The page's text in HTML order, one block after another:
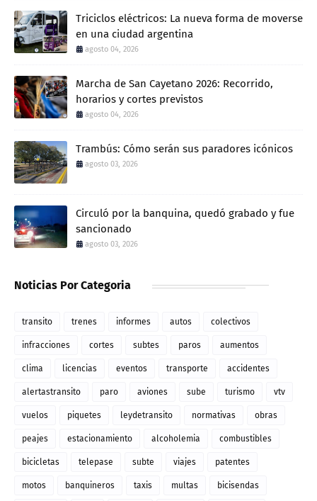
Triciclos eléctricos: La nueva forma de moverse
en una ciudad argentina
agosto 04, 2026
Marcha de San Cayetano 2026: Recorrido,
horarios y cortes previstos
agosto 04, 2026
Trambús: Cómo serán sus paradores icónicos
agosto 03, 2026
Circuló por la banquina, quedó grabado y fue
sancionado
agosto 03, 2026
Noticias Por Categoria
transito trenes informes autos colectivos
infracciones cortes subtes paros aumentos
clima licencias eventos transporte accidentes
alertastransito paro aviones sube turismo vtv
vuelos piquetes leydetransito normativas obras
peajes estacionamiento alcoholemia combustibles
bicicletas telepase subte viajes patentes
motos banquineros taxis multas bicisendas